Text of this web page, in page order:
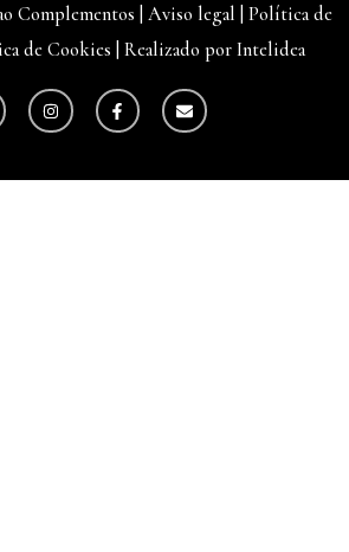
Complementos | Aviso legal Política de
de Cookies Realizado por Intelidea
I
n
s
g
F
a
c
o
E
n
v
o